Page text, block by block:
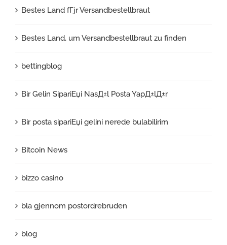
Bestes Land fГјr Versandbestellbraut
Bestes Land, um Versandbestellbraut zu finden
bettingblog
Bir Gelin SipariЕџi NasД±l Posta YapД±lД±r
Bir posta sipariЕџi gelini nerede bulabilirim
Bitcoin News
bizzo casino
bla gjennom postordrebruden
blog